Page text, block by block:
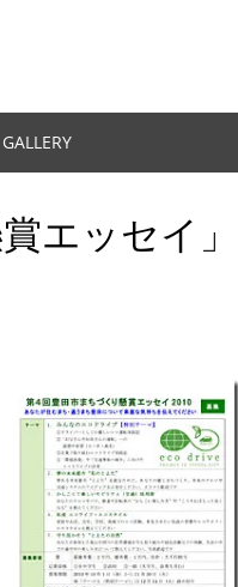
GALLERY
エッセイ」